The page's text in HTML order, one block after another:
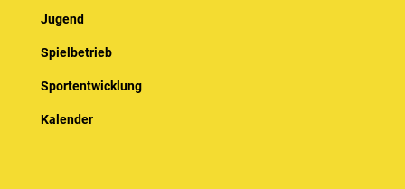
Jugend
Spielbetrieb
Sportentwicklung
Kalender